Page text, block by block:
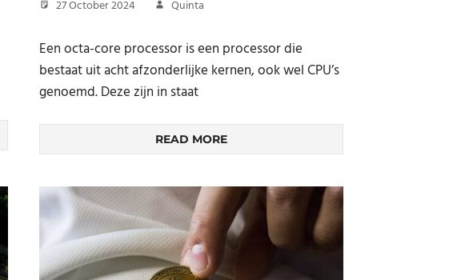
27 October 2024 Quinta
Een octa-core processor is een processor die
bestaat uit acht afzonderlijke kernen, ook wel CPU’s
genoemd. Deze zijn in staat
READ MORE